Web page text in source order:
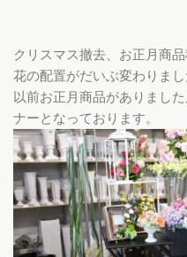
クリスマス撤去、お正月商
花の配置がだいぶ変わりまし
以前お正月商品がありまし
ナーとなっております。